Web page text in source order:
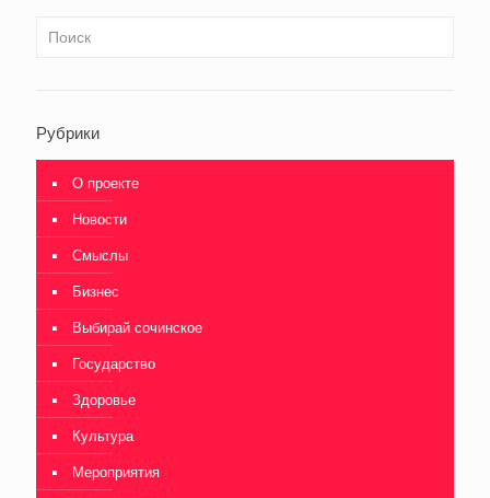
Рубрики
О проекте
Новости
Смыслы
Бизнес
Выбирай сочинское
Государство
Здоровье
Культура
Мероприятия